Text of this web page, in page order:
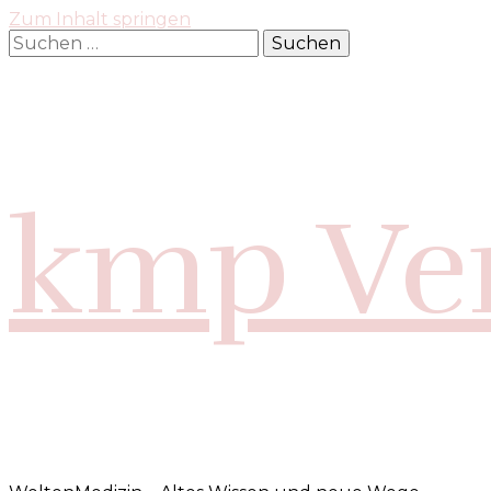
Zum Inhalt springen
Suchen
nach:
kmp